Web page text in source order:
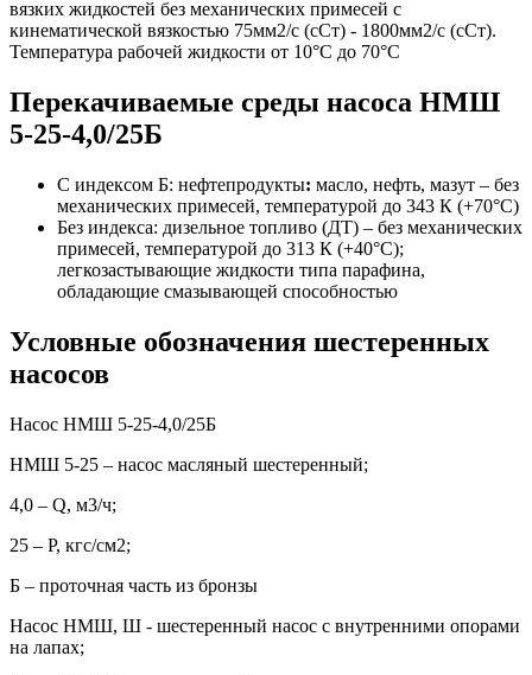
вязких жидкостей без механических примесей с
кинематической вязкостью 75мм2/с (сСт) - 1800мм2/с (сСт).
Температура рабочей жидкости от 10°С до 70°С
Перекачиваемые среды насоса НМШ
5-25-4,0/25Б
С индексом Б: нефтепродукты: масло, нефть, мазут – без
механических примесей, температурой до 343 К (+70°С)
Без индекса: дизельное топливо (ДТ) – без механических
примесей, температурой до 313 К (+40°С);
легкозастывающие жидкости типа парафина,
обладающие смазывающей способностью
Условные обозначения шестеренных
насосов
Насос НМШ 5-25-4,0/25Б
НМШ 5-25 – насос масляный шестеренный;
4,0 – Q, м3/ч;
25 – P, кгс/см2;
Б – проточная часть из бронзы
Насос НМШ, Ш - шестеренный насос с внутренними опорами
на лапах;